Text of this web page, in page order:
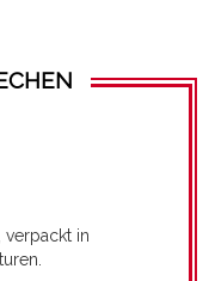
verpackt in